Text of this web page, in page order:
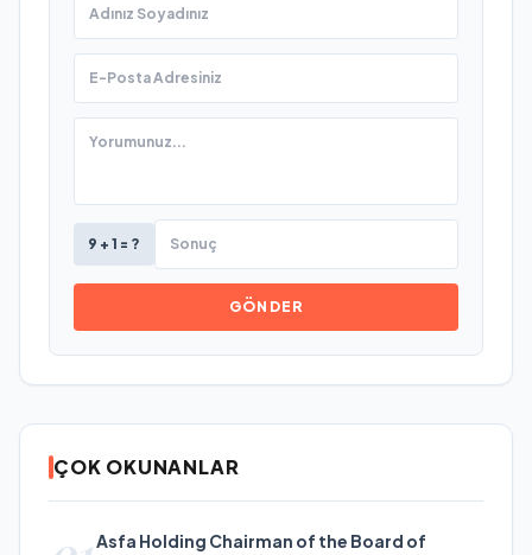
9 + 1 = ?
GÖNDER
ÇOK OKUNANLAR
Asfa Holding Chairman of the Board of